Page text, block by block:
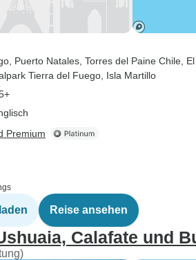
, Puerto Natales , Torres del Paine Chile ,
Tierra del Fuego , Isla Martillo
Premium
Reise ansehen
Calafate und